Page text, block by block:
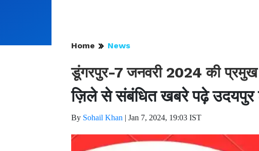
Home News
डूंगरपुर-7 जनवरी 2024 की
ज़िले से संबंधित खबरे पढ़े उदयपुर
By Sohail Khan | Jan 7, 2024, 19:03 IST